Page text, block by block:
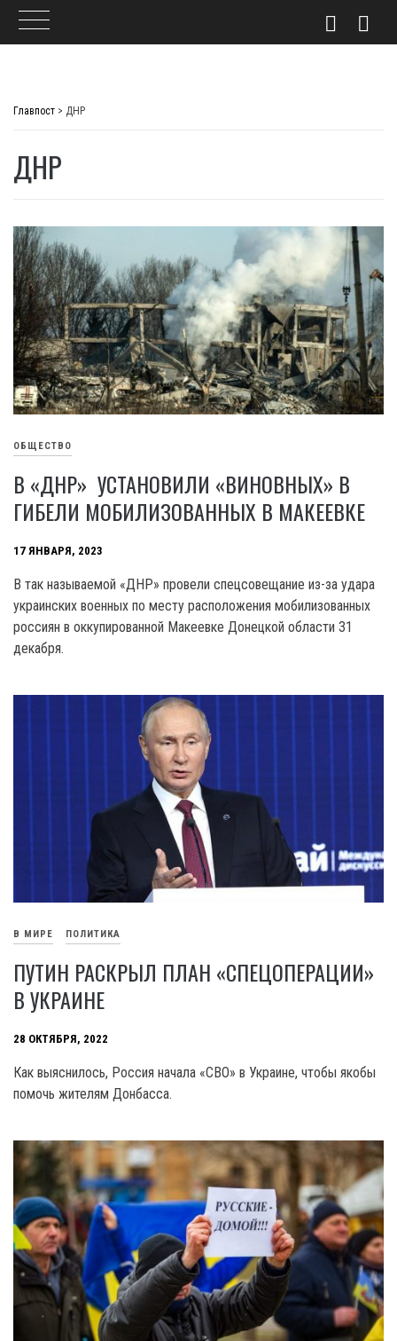
Главпост > ДНР
ДНР
ОБЩЕСТВО
В «ДНР» УСТАНОВИЛИ «ВИНОВНЫХ» В
ГИБЕЛИ МОБИЛИЗОВАННЫХ В МАКЕЕВКЕ
17 ЯНВАРЯ, 2023
В так называемой «ДНР» провели спецсовещание из-за удара
украинских военных по месту расположения мобилизованных
россиян в оккупированной Макеевке Донецкой области 31
декабря.
В МИРЕ ПОЛИТИКА
ПУТИН РАСКРЫЛ ПЛАН «СПЕЦОПЕРАЦИИ»
В УКРАИНЕ
28 ОКТЯБРЯ, 2022
Как выяснилось, Россия начала «СВО» в Украине, чтобы якобы
помочь жителям Донбасса.